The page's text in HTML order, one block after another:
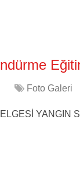
Foto Galeri
YANGIN